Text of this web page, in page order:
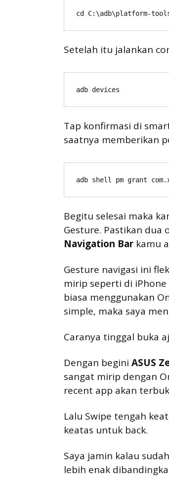
cd C:\adb\platform-
Setelah itu jalankan
adb devices
Tap konfirmasi di
saatnya memberikan
adb shell pm grant
Begitu selesai maka
Gesture. Pastikan dua
Navigation Bar kamu
Gesture navigasi ini
mirip seperti di iPhone
biasa menggunakan
simple, maka saya
Caranya tinggal buka
Dengan begini ASUS
sangat mirip dengan
recent app akan
Lalu Swipe tengah
keatas untuk back.
Saya jamin kalau
lebih enak